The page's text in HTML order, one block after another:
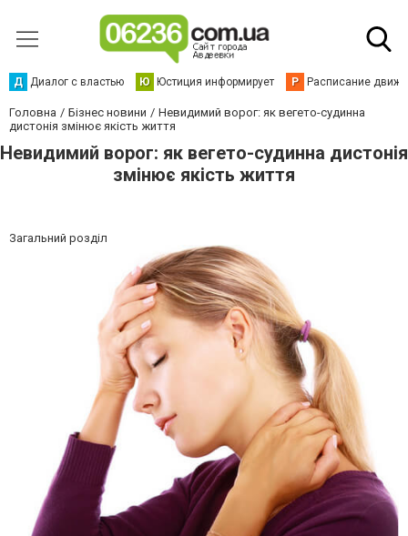
Д Диалог с властью Ю Юстиция информирует Р Расписание
Головна Бізнес новини
Невидимий ворог: як вегето-судинна
дистонія змінює якість життя
Невидимий ворог: як вегето-судинна дистонія
змінює якість життя
Загальний розділ